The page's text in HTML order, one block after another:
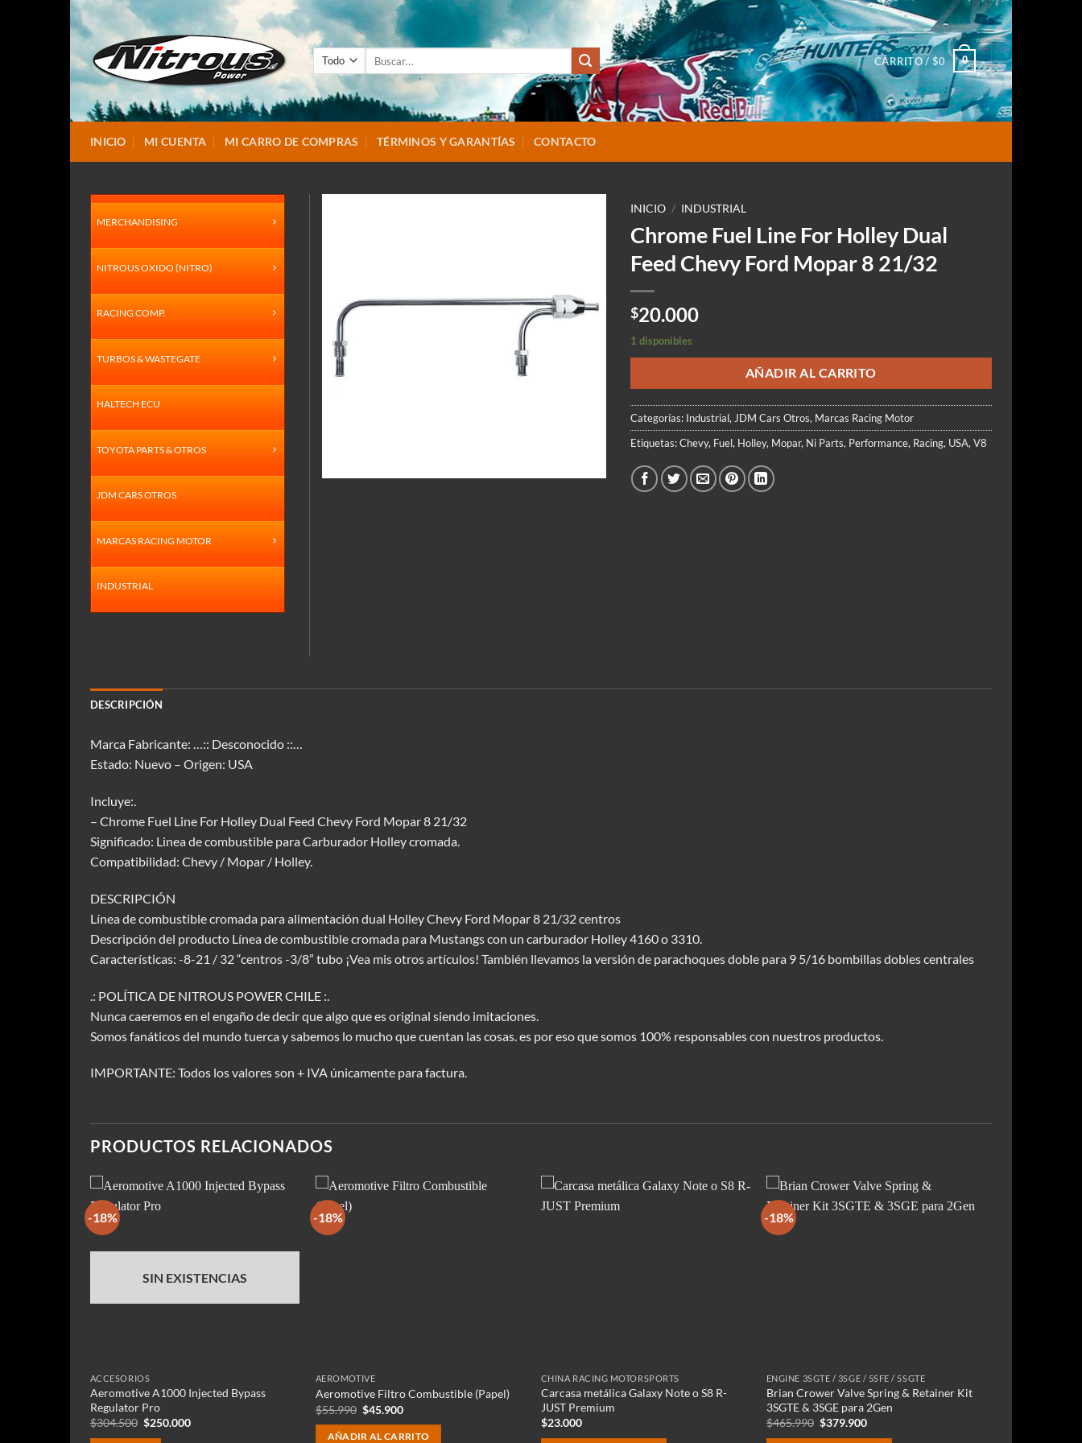
Saltar
al
contenido
CARRITO /$0 0
INICIO MI CUENTA MI CARRO DE COMPRAS TÉRMINOS Y GARANTÍAS CONTACTO
INICIO / INDUSTRIAL
Chrome Fuel Line For Holley Dual
Feed Chevy Ford Mopar 8 21/32
$20.000
1 disponibles
AÑADIR AL CARRITO
Categorías: Industrial,JDM Cars Otros, Marcas Racing Motor
Etiquetas:Chevy, Fuel, Holley, Mopar, Ni Parts, Performance, Racing, USA,V8
MERCHANDISING
NITROUS OXIDO (NITRO)
RACING COMP.
TURBOS & WASTEGATE
HALTECH ECU
TOYOTA PARTS & OTROS
JDM CARS OTROS
MARCAS RACING MOTOR
INDUSTRIAL
DESCRIPCIÓN
Marca Fabricante: …:: Desconocido ::…
Estado: Nuevo – Origen: USA
Incluye:.
– Chrome Fuel Line For Holley Dual Feed Chevy Ford Mopar 8 21/32
Significado: Linea de combustible para Carburador Holley cromada.
Compatibilidad: Chevy / Mopar / Holley.
DESCRIPCIÓN
Línea de combustible cromada para alimentación dual Holley Chevy Ford Mopar 8 21/32 centros
Descripción del producto Línea de combustible cromada para Mustangs con un carburador Holley 4160 o 3310.
Características: -8-21 / 32 “centros -3/8” tubo ¡Vea mis otros artículos! También llevamos la versión de parachoques doble para 9 5/16 bombillas dobles centrales
.: POLÍTICA DE NITROUS POWER CHILE :.
Nunca caeremos en el engaño de decir que algo que es original siendo imitaciones.
Somos fanáticos del mundo tuerca y sabemos lo mucho que cuentan las cosas. es por eso que somos 100% responsables con nuestros productos.
IMPORTANTE: Todos los valores son + IVA únicamente para factura.
PRODUCTOS RELACIONADOS
-18%
SIN EXISTENCIAS
ACCESORIOS
Aeromotive A1000 Injected Bypass
Regulator Pro
$304.500 El
$250.000El
-18%
AEROMOTIVE
Aeromotive Filtro Combustible (Papel)
$55.990 El
original
$45.900El
actual
AÑADIR AL CARRITO
CHINA RACING MOTORSPORTS
Carcasa metálica Galaxy Note o S8 R-
JUST Premium
$23.000
-18%
ENGINE 3SGTE / 3SGE / 5SFE / 5SGTE
Brian Crower Valve Spring & Retainer Kit
3SGTE & 3SGE para 2Gen
$465.990 El
$379.900El